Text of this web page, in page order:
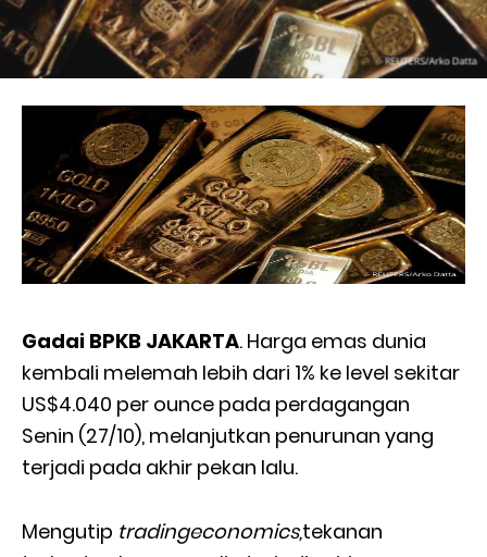
Gadai BPKB JAKARTA. Harga emas dunia
kembali melemah lebih dari 1% ke level sekitar
US$4.040 per ounce pada perdagangan
Senin (27/10), melanjutkan penurunan yang
terjadi pada akhir pekan lalu.
Mengutip tradingeconomics,tekanan